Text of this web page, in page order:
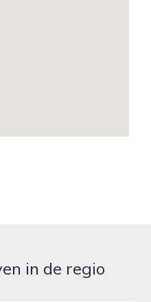
in de regio